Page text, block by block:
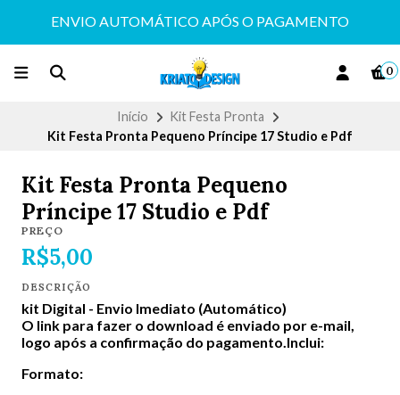
ENVIO AUTOMÁTICO APÓS O PAGAMENTO
0
Início
Kit Festa Pronta
Kit Festa Pronta Pequeno Príncipe 17 Studio e Pdf
Kit Festa Pronta Pequeno
Príncipe 17 Studio e Pdf
PREÇO
R$5,00
DESCRIÇÃO
kit Digital - Envio Imediato (Automático)
O link para fazer o download é enviado por e-mail,
logo após a confirmação do pagamento.Inclui:
Formato: